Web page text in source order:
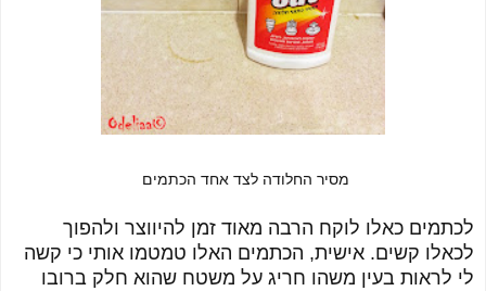
מסיר החלודה לצד אחד הכתמים
לכתמים כאלו לוקח הרבה מאוד זמן להיווצר ולהפוך
לכאלו קשים. אישית, הכתמים האלו טמטמו אותי כי קשה
לי לראות בעין משהו חריג על משטח שהוא חלק ברובו